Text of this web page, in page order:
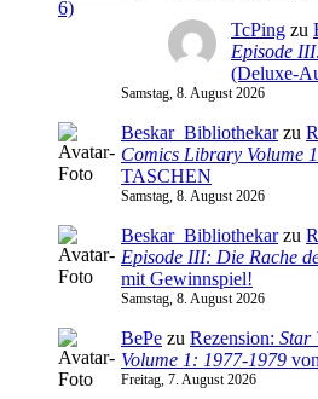
TcPing zu
Episode
(Deluxe-
Samstag, 8. August 2026
Beskar_Bibliothekarzu
Comics Library Volume
TASCHEN
Samstag, 8. August 2026
Beskar_Bibliothekarzu
Episode III: Die Rache
mit Gewinnspiel!
Samstag, 8. August 2026
BePe zu Rezension: Star
Volume 1: 1977-1979
Freitag, 7. August 2026